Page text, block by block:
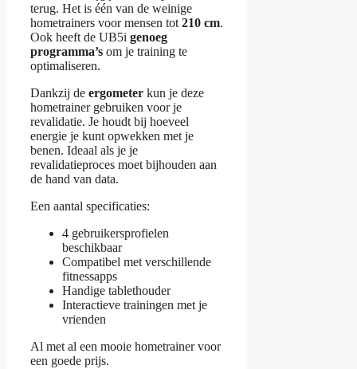
terug. Het is één van de weinige
hometrainers voor mensen tot 210 cm.
Ook heeft de UB5i genoeg
programma’s om je training te
optimaliseren.
Dankzij de ergometer kun je deze
hometrainer gebruiken voor je
revalidatie. Je houdt bij hoeveel
energie je kunt opwekken met je
benen. Ideaal als je je
revalidatieproces moet bijhouden aan
de hand van data.
Een aantal specificaties:
4 gebruikersprofielen
beschikbaar
Compatibel met verschillende
fitnessapps
Handige tablethouder
Interactieve trainingen met je
vrienden
Al met al een mooie hometrainer voor
een goede prijs.